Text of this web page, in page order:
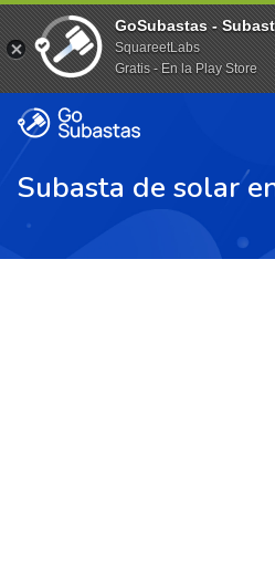
Subasta de solar
GoSubastas -
SquareetLabs
Gratis - En la Play Store